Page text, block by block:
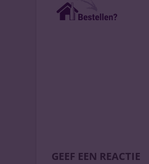
GEEF EEN REACTIE